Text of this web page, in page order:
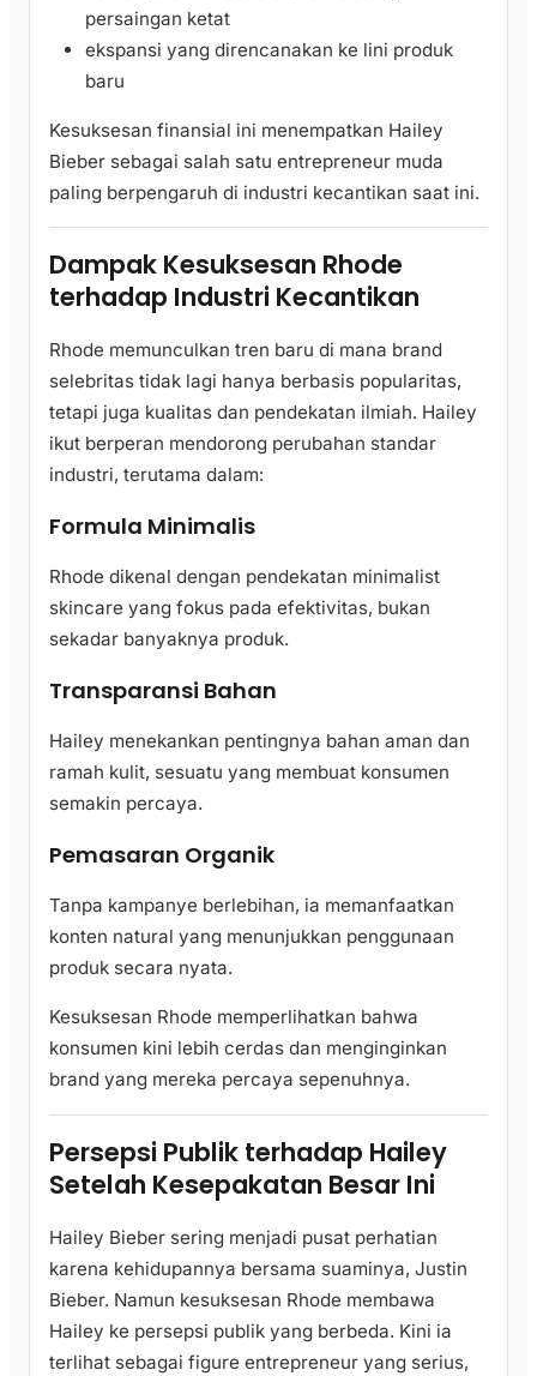
persaingan ketat
ekspansi yang direncanakan ke lini produk
baru
Kesuksesan finansial ini menempatkan Hailey
Bieber sebagai salah satu entrepreneur muda
paling berpengaruh di industri kecantikan saat ini.
Dampak Kesuksesan Rhode
terhadap Industri Kecantikan
Rhode memunculkan tren baru di mana brand
selebritas tidak lagi hanya berbasis popularitas,
tetapi juga kualitas dan pendekatan ilmiah. Hailey
ikut berperan mendorong perubahan standar
industri, terutama dalam:
Formula Minimalis
Rhode dikenal dengan pendekatan minimalist
skincare yang fokus pada efektivitas, bukan
sekadar banyaknya produk.
Transparansi Bahan
Hailey menekankan pentingnya bahan aman dan
ramah kulit, sesuatu yang membuat konsumen
semakin percaya.
Pemasaran Organik
Tanpa kampanye berlebihan, ia memanfaatkan
konten natural yang menunjukkan penggunaan
produk secara nyata.
Kesuksesan Rhode memperlihatkan bahwa
konsumen kini lebih cerdas dan menginginkan
brand yang mereka percaya sepenuhnya.
Persepsi Publik terhadap Hailey
Setelah Kesepakatan Besar Ini
Hailey Bieber sering menjadi pusat perhatian
karena kehidupannya bersama suaminya, Justin
Bieber. Namun kesuksesan Rhode membawa
Hailey ke persepsi publik yang berbeda. Kini ia
terlihat sebagai figure entrepreneur yang serius,